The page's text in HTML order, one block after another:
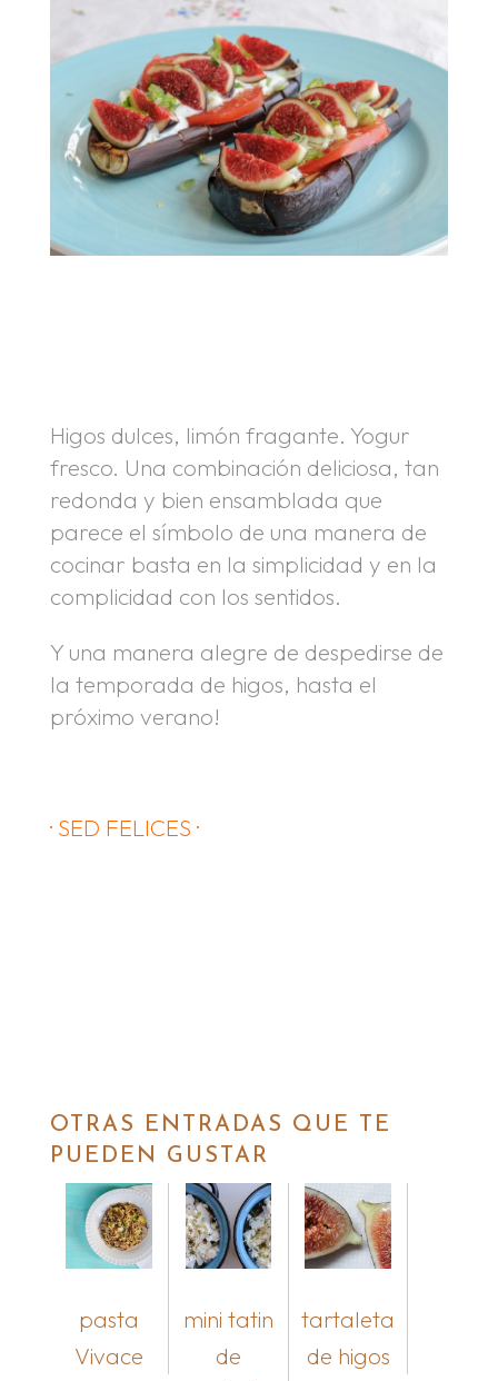
Higos dulces, limón fragante. Yogur
fresco. Una combinación deliciosa, tan
redonda y bien ensamblada que
parece el símbolo de una manera de
cocinar basta en la simplicidad y en la
complicidad con los sentidos.
Y una manera alegre de despedirse de
la temporada de higos, hasta el
próximo verano!
· SED FELICES ·
OTRAS ENTRADAS QUE TE
PUEDEN GUSTAR
pasta
Vivace
mini tatin
de
tartaleta
de higos